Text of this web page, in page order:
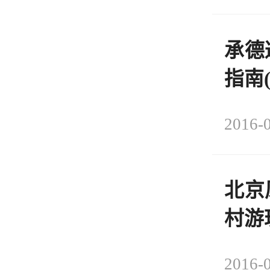
承德
指南
2016-
北京
村游
2016-